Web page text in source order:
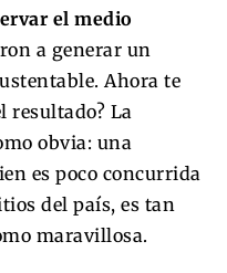
el medio
a generar un
Ahora te
resultado? La
obvia: una
es poco concurrida
del país, es tan
maravillosa.